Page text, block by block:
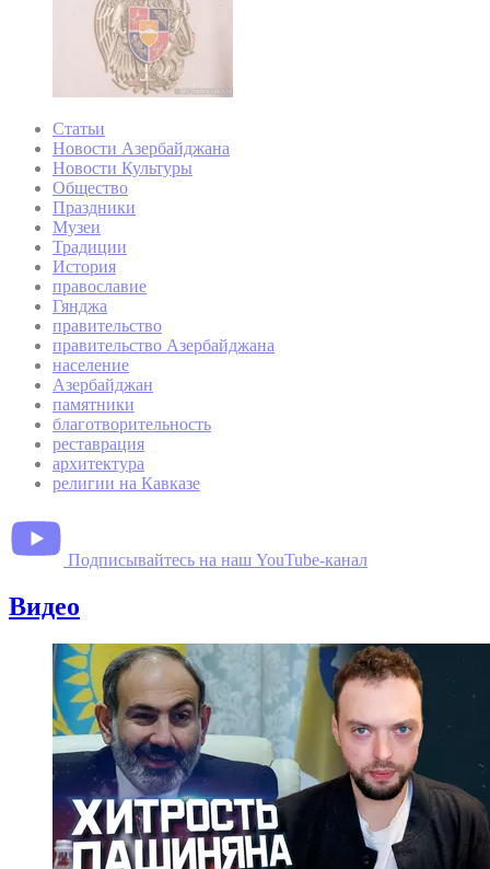
Статьи
Новости Азербайджана
Новости Культуры
Общество
Праздники
Музеи
Традиции
История
православие
Гянджа
правительство
правительство Азербайджана
население
Азербайджан
памятники
благотворительность
реставрация
архитектура
религии на Кавказе
Подписывайтесь на наш YouTube-канал
Видео